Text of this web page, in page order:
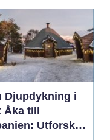
Djupdykning i
Åka till
Utforska